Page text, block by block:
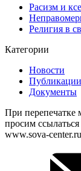
Расизм и
Религия в
Категории
Новости
Публикации
Документы
При перепечатке
просим
www.sova-center.ru